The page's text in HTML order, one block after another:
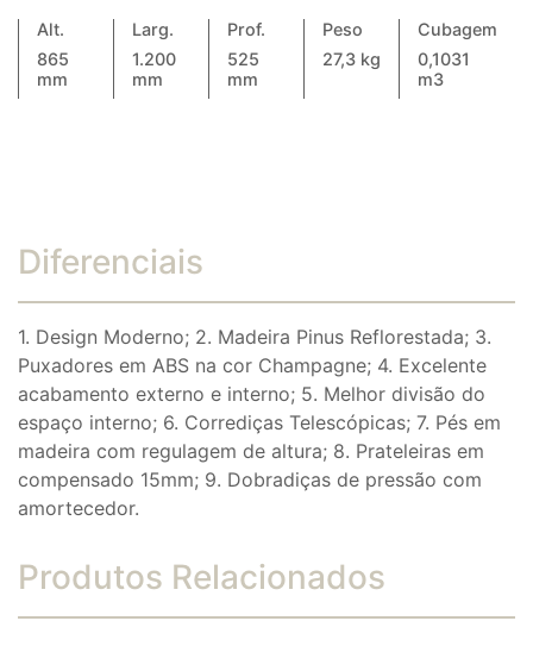
Alt.
865
mm
Larg.
1.200
mm
Prof.
525
mm
Peso
27,3 kg
Cubagem
0,1031
m3
Diferenciais
1. Design Moderno; 2. Madeira Pinus Reflorestada; 3.
Puxadores em ABS na cor Champagne; 4. Excelente
acabamento externo e interno; 5. Melhor divisão do
espaço interno; 6. Corrediças Telescópicas; 7. Pés em
madeira com regulagem de altura; 8. Prateleiras em
compensado 15mm; 9. Dobradiças de pressão com
amortecedor.
Produtos Relacionados